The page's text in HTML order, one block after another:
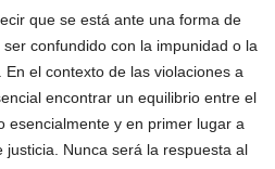
que se está ante una forma de
confundido con la impunidad o la
el contexto de las violaciones a
encontrar un equilibrio entre el
esencialmente y en primer lugar a
justicia. Nunca será la respuesta al